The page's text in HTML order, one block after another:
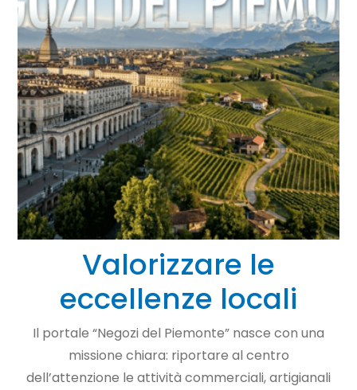
Valorizzare le
eccellenze locali
Il portale “Negozi del Piemonte” nasce con una
missione chiara: riportare al centro
dell’attenzione le attività commerciali, artigianali